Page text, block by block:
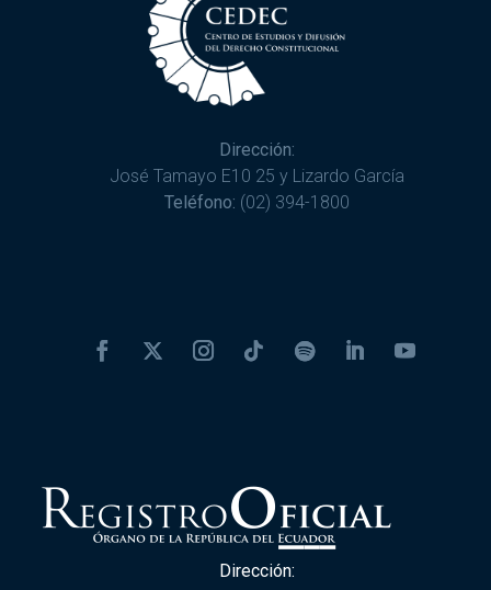
Dirección:
José Tamayo E10 25 y Lizardo García
Teléfono: (02) 394-1800
Dirección: